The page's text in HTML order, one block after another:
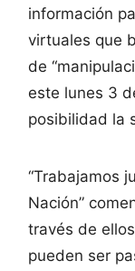
información
virtuales que
de
este lunes 3
posibilidad la
“Trabajamos
Nación”
través de
pueden ser